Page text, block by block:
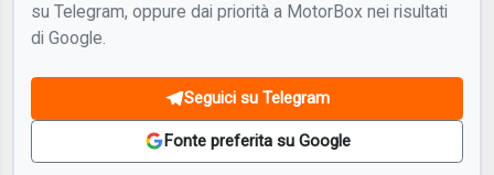
su Telegram, oppure dai priorità a MotorBox nei risultati
di Google.
Seguici su Telegram
Fonte preferita su Google